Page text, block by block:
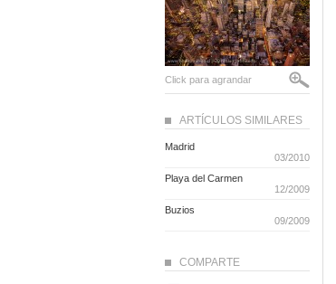
Click para agrandar
ARTÍCULOS SIMILARES
Madrid
03/2010
Playa del Carmen
12/2009
Buzios
09/2009
COMPARTE